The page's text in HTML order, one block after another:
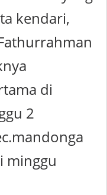
kendari,
di
2
minggu